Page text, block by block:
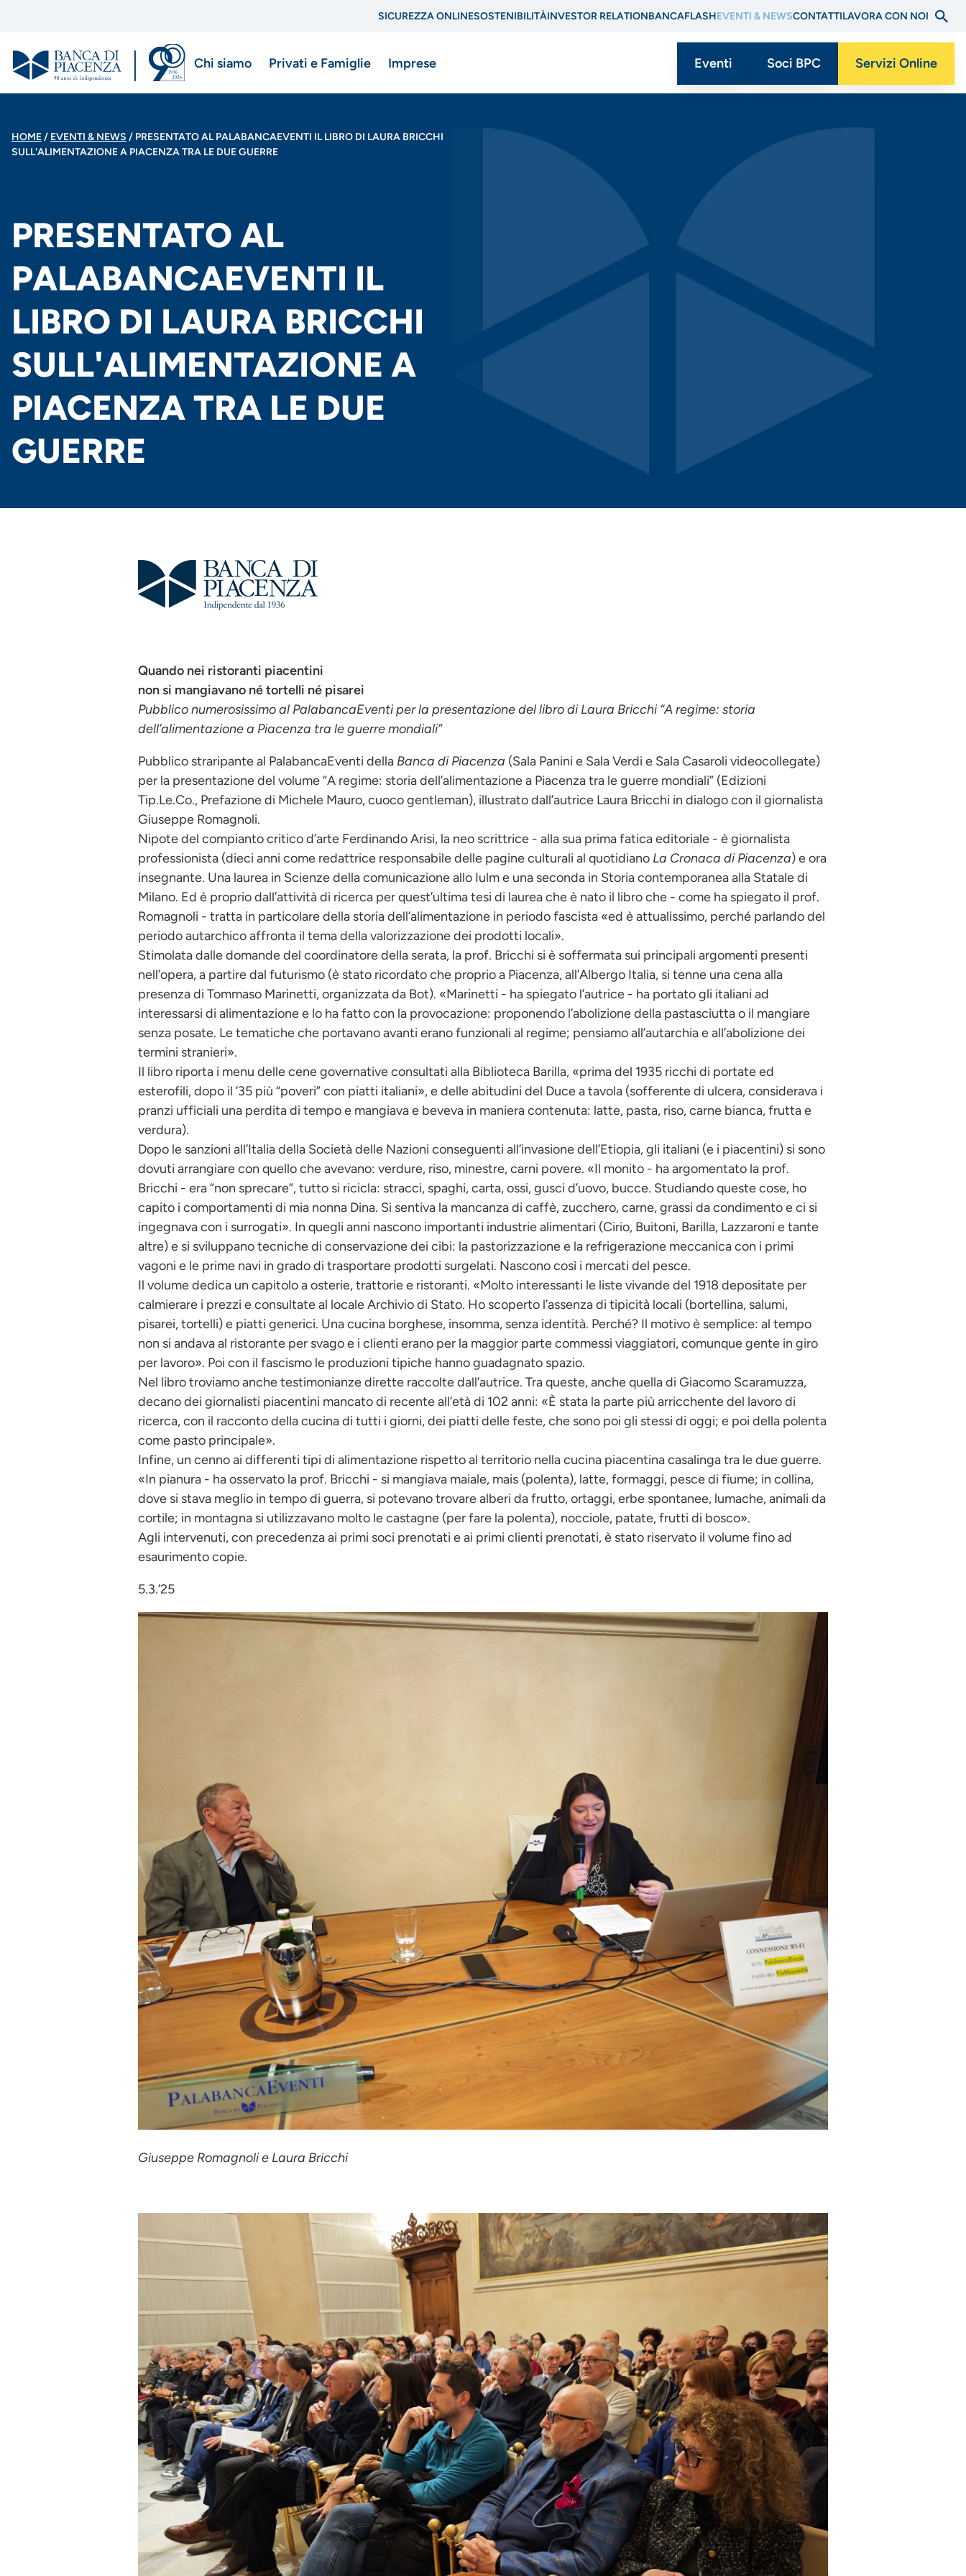
contenuto
principale
di
di
SICUREZZA ONLINESOSTENIBILITÀINVESTOR RELATIONBANCAFLASHEVENTI & NEWSCONTATTILAVORA CON NOI
Menu
di
navigazione
Chi siamo Privati e Famiglie Imprese
Menu
Eventi Soci BPC Servizi Online
BRICIOLE
PANE
HOME EVENTI & NEWS
PRESENTATO AL PALABANCAEVENTI IL LIBRO DI LAURA BRICCHI
SULL'ALIMENTAZIONE A PIACENZA TRA LE DUE GUERRE
PRESENTATO AL
PALABANCAEVENTI IL
LIBRO DI LAURA BRICCHI
SULL'ALIMENTAZIONE A
PIACENZA TRA LE DUE
GUERRE
Quando nei ristoranti piacentini
non si mangiavano né tortelli né pisarei
Pubblico numerosissimo al PalabancaEventi per la presentazione del libro di Laura Bricchi “A regime: storia
dell’alimentazione a Piacenza tra le guerre mondiali”
Pubblico straripante al PalabancaEventi della Banca di Piacenza (Sala Panini e Sala Verdi e Sala Casaroli videocollegate)
per la presentazione del volume “A regime: storia dell’alimentazione a Piacenza tra le guerre mondiali” (Edizioni
Tip.Le.Co., Prefazione di Michele Mauro, cuoco gentleman), illustrato dall’autrice Laura Bricchi in dialogo con il giornalista
Giuseppe Romagnoli.
Nipote del compianto critico d’arte Ferdinando Arisi, la neo scrittrice - alla sua prima fatica editoriale - è giornalista
professionista (dieci anni come redattrice responsabile delle pagine culturali al quotidiano La Cronaca di Piacenza) e ora
insegnante. Una laurea in Scienze della comunicazione allo Iulm e una seconda in Storia contemporanea alla Statale di
Milano. Ed è proprio dall’attività di ricerca per quest’ultima tesi di laurea che è nato il libro che - come ha spiegato il prof.
Romagnoli - tratta in particolare della storia dell’alimentazione in periodo fascista «ed è attualissimo, perché parlando del
periodo autarchico affronta il tema della valorizzazione dei prodotti locali».
Stimolata dalle domande del coordinatore della serata, la prof. Bricchi si è soffermata sui principali argomenti presenti
nell’opera, a partire dal futurismo (è stato ricordato che proprio a Piacenza, all’Albergo Italia, si tenne una cena alla
presenza di Tommaso Marinetti, organizzata da Bot). «Marinetti - ha spiegato l’autrice - ha portato gli italiani ad
interessarsi di alimentazione e lo ha fatto con la provocazione: proponendo l’abolizione della pastasciutta o il mangiare
senza posate. Le tematiche che portavano avanti erano funzionali al regime; pensiamo all’autarchia e all’abolizione dei
termini stranieri».
Il libro riporta i menu delle cene governative consultati alla Biblioteca Barilla, «prima del 1935 ricchi di portate ed
esterofili, dopo il ’35 più “poveri” con piatti italiani», e delle abitudini del Duce a tavola (sofferente di ulcera, considerava i
pranzi ufficiali una perdita di tempo e mangiava e beveva in maniera contenuta: latte, pasta, riso, carne bianca, frutta e
verdura).
Dopo le sanzioni all’Italia della Società delle Nazioni conseguenti all’invasione dell’Etiopia, gli italiani (e i piacentini) si sono
dovuti arrangiare con quello che avevano: verdure, riso, minestre, carni povere. «Il monito - ha argomentato la prof.
Bricchi - era “non sprecare”, tutto si ricicla: stracci, spaghi, carta, ossi, gusci d’uovo, bucce. Studiando queste cose, ho
capito i comportamenti di mia nonna Dina. Si sentiva la mancanza di caffè, zucchero, carne, grassi da condimento e ci si
ingegnava con i surrogati». In quegli anni nascono importanti industrie alimentari (Cirio, Buitoni, Barilla, Lazzaroni e tante
altre) e si sviluppano tecniche di conservazione dei cibi: la pastorizzazione e la refrigerazione meccanica con i primi
vagoni e le prime navi in grado di trasportare prodotti surgelati. Nascono così i mercati del pesce.
Il volume dedica un capitolo a osterie, trattorie e ristoranti. «Molto interessanti le liste vivande del 1918 depositate per
calmierare i prezzi e consultate al locale Archivio di Stato. Ho scoperto l’assenza di tipicità locali (bortellina, salumi,
pisarei, tortelli) e piatti generici. Una cucina borghese, insomma, senza identità. Perché? Il motivo è semplice: al tempo
non si andava al ristorante per svago e i clienti erano per la maggior parte commessi viaggiatori, comunque gente in giro
per lavoro». Poi con il fascismo le produzioni tipiche hanno guadagnato spazio.
Nel libro troviamo anche testimonianze dirette raccolte dall’autrice. Tra queste, anche quella di Giacomo Scaramuzza,
decano dei giornalisti piacentini mancato di recente all’età di 102 anni: «È stata la parte più arricchente del lavoro di
ricerca, con il racconto della cucina di tutti i giorni, dei piatti delle feste, che sono poi gli stessi di oggi; e poi della polenta
come pasto principale».
Infine, un cenno ai differenti tipi di alimentazione rispetto al territorio nella cucina piacentina casalinga tra le due guerre.
«In pianura - ha osservato la prof. Bricchi - si mangiava maiale, mais (polenta), latte, formaggi, pesce di fiume; in collina,
dove si stava meglio in tempo di guerra, si potevano trovare alberi da frutto, ortaggi, erbe spontanee, lumache, animali da
cortile; in montagna si utilizzavano molto le castagne (per fare la polenta), nocciole, patate, frutti di bosco».
Agli intervenuti, con precedenza ai primi soci prenotati e ai primi clienti prenotati, è stato riservato il volume fino ad
esaurimento copie.
5.3.’25
Giuseppe Romagnoli e Laura Bricchi